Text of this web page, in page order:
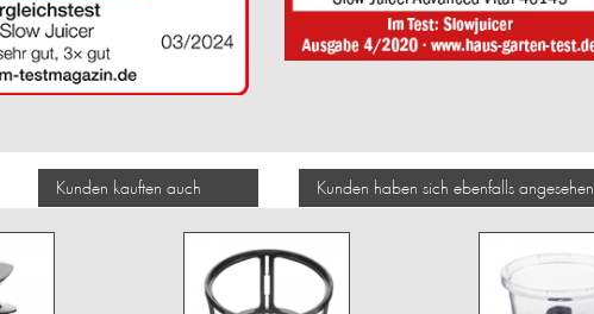
Kunden kauften auch Kunden haben sich ebenfalls angesehen